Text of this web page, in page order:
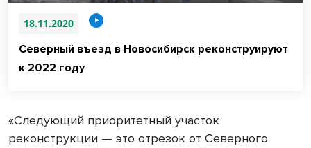
18.11.2020
Северный въезд в Новосибирск реконструируют
к 2022 году
«Следующий приоритетный участок
реконструкции — это отрезок от Северного